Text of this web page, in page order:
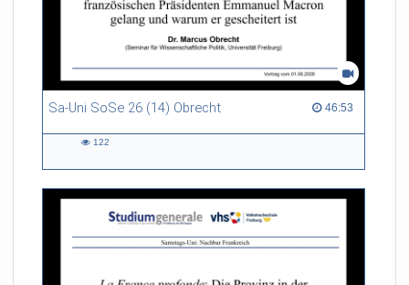
Sa-Uni SoSe 26 (14) Obrecht 46:53
46:53 duration
122